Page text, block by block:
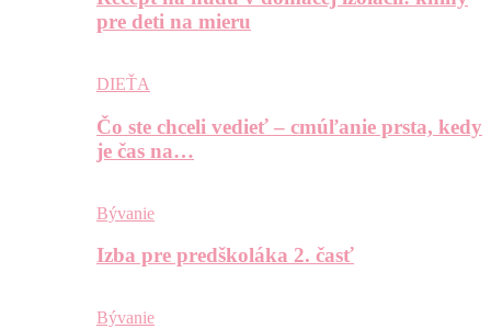
pre deti na mieru
DIEŤA
Čo ste chceli vedieť – cmúľanie prsta, kedy
je čas na…
Bývanie
Izba pre predškoláka 2. časť
Bývanie